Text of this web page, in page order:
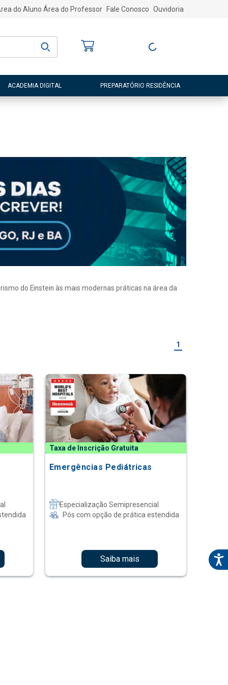
do Aluno Área do Professor Fale Conosco Ouvidoria
Entre ou Cadastre-
ACADEMIA DIGITAL PREPARATÓRIO RESIDÊNCIA
do Einstein às mais modernas práticas na área da
1
Taxa de Inscrição Gratuita
Emergências Pediátricas
Especialização Semipresencial
Pós com opção de prática estendida
Saiba mais